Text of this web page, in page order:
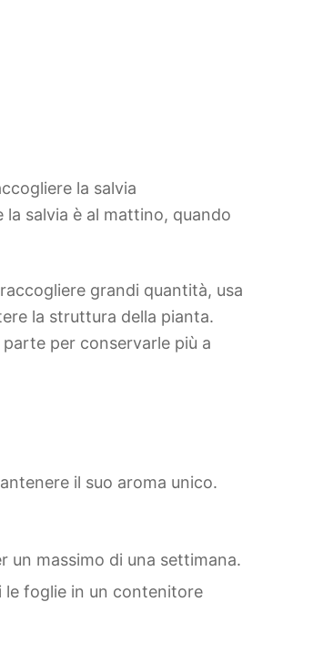
la salvia
salvia è al mattino, quando
grandi quantità, usa
la struttura della pianta.
per conservarle più a
il suo aroma unico.
un massimo di una settimana.
le foglie in un contenitore